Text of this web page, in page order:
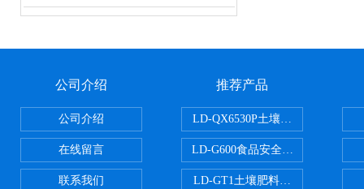
公司介绍
公司介绍
在线留言
联系我们
推荐产品
LD-QX6530P土壤氧化还原电位检
LD-G600食品安全检测仪
LD-GT1土壤肥料养分检测仪